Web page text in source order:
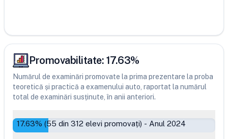
Promovabilitate: 17.63%
Numărul de examinări promovate la prima prezentare la proba
teoretică și practică a examenului auto, raportat la numărul
total de examinări susținute, în anii anteriori.
17.63% (55 din 312 elevi promovați) - Anul 2024